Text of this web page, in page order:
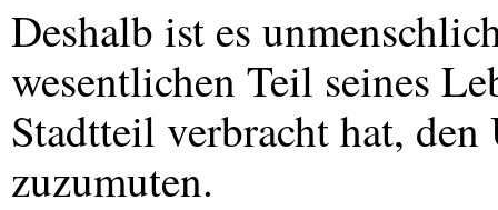
Deshalb ist es
wesentlichen Teil seines
Stadtteil verbracht hat,
zuzumuten.